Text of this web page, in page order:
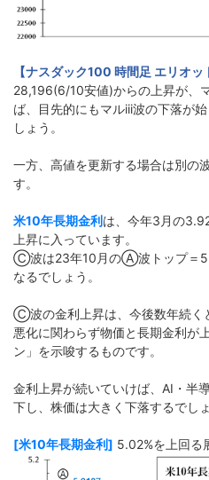
【ナスダック100 時間足 エリオッ
28,196(6/10安値)からの上昇が、
ば、目先的にもマルiii波の下落が
しょう。
一方、高値を更新する場合は別の
す。
米10年長期金利は、今年3月の
上昇に入っています。
Ⓒ波は23年10月のⒶ波トップ＝
なるでしょう。
Ⓒ波の金利上昇は、今後数年続く
悪化に関わらず物価と長期金利が
ン」を示唆するものです。
金利上昇が続いていけば、AI・半
下し、株価は大きく下落するでしょ
[米10年長期金利] 5.02%を上回る